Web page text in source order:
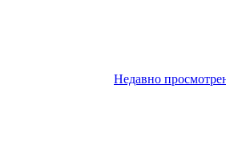
Недавно